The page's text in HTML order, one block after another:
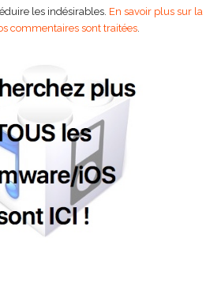
les indésirables. En savoir plus sur la
commentaires sont traitées.